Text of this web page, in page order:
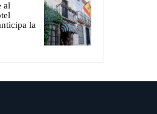
al
la